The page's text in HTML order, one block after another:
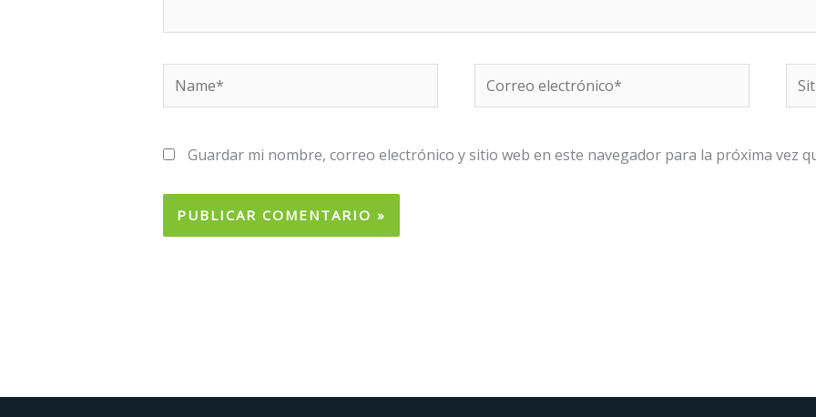
Name*
Correo
electrónico*
Sitio
Web
Guardar mi nombre, correo electrónico y sitio web en este navegador para la próxima vez